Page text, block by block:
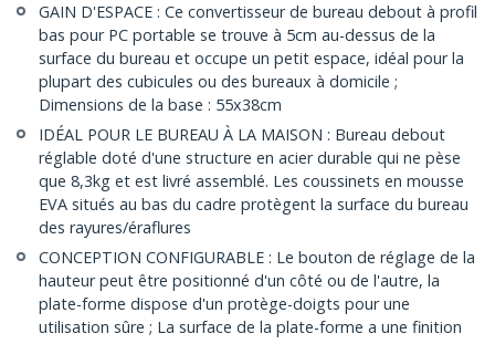
GAIN D'ESPACE : Ce convertisseur de bureau debout à profil
bas pour PC portable se trouve à 5cm au-dessus de la
surface du bureau et occupe un petit espace, idéal pour la
plupart des cubicules ou des bureaux à domicile ;
Dimensions de la base : 55x38cm
IDÉAL POUR LE BUREAU À LA MAISON : Bureau debout
réglable doté d'une structure en acier durable qui ne pèse
que 8,3kg et est livré assemblé. Les coussinets en mousse
EVA situés au bas du cadre protègent la surface du bureau
des rayures/éraflures
CONCEPTION CONFIGURABLE : Le bouton de réglage de la
hauteur peut être positionné d'un côté ou de l'autre, la
plate-forme dispose d'un protège-doigts pour une
utilisation sûre ; La surface de la plate-forme a une finition